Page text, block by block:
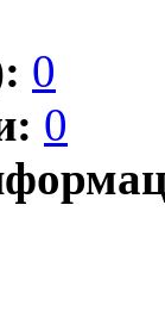
0
0